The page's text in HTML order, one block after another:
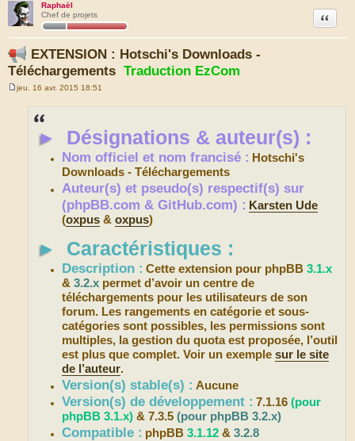
Raphaël
Chef de projets
EXTENSION : Hotschi's Downloads -
Téléchargements Traduction EzCom
Citation
M
jeu. 16 avr. 2015 18:51
► Désignations & auteur(s) :
Nom officiel et nom francisé : Hotschi's
Downloads - Téléchargements
Auteur(s) et pseudo(s) respectif(s) sur
(phpBB.com & GitHub.com) : Karsten Ude
(oxpus &oxpus)
► Caractéristiques :
Description : Cette extension pour phpBB3.1.x
&3.2.x permet d’avoir un centre de
téléchargements pour les utilisateurs de son
forum. Les rangements en catégorie et sous-
catégories sont possibles, les permissions sont
multiples, la gestion du quota est proposée, l’outil
est plus que complet. Voir un exemplesur le site
de l’auteur.
Version(s) stable(s) : Aucune
Version(s) de développement : 7.1.16(pour
phpBB 3.1.x) & 7.3.5(pour phpBB 3.2.x)
Compatible : phpBB3.1.12 &3.2.8